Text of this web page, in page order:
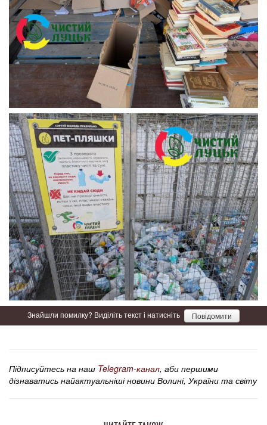
Знайшли помилку? Виділіть текст і натисніть Повідомити
Підписуйтесь на наш Telegram-канал, аби першими
дізнаватись найактуальніші новини Волині, України та світу